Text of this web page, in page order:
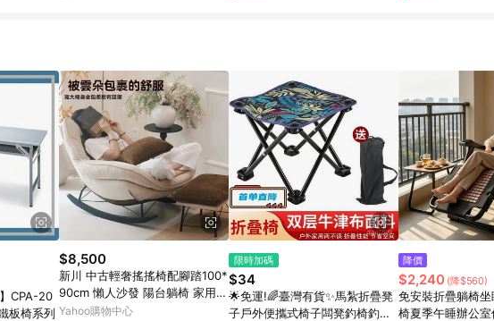
CPA-20
板椅系列
$8,500
新川 中古輕奢搖搖椅配腳踏100*
90cm 懶人沙發 陽台躺椅 家用休
閒椅
Yahoo購物中心
限時加碼
$34
🌟免運!🌈臺灣有貨✨馬紮折疊凳
子戶外便攜式椅子闆凳釣椅釣魚
降價
$2,240 (降$560)
免安裝折疊躺椅坐
椅夏季午睡辦公室